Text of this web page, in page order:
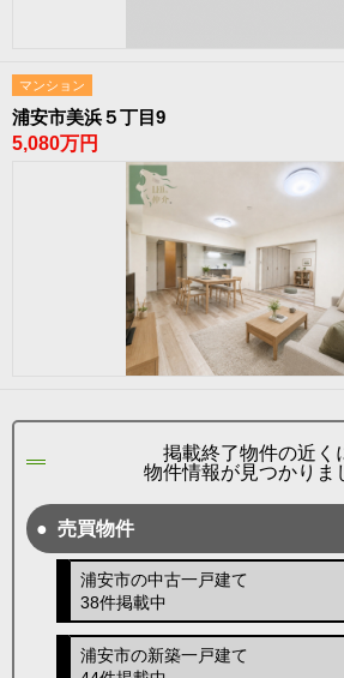
マンション
浦安市美浜５丁目9
5,080万円
掲載終了物件の近く
物件情報が見つかりま
売買物件
浦安市の中古一戸建て
38件掲載中
浦安市の新築一戸建て